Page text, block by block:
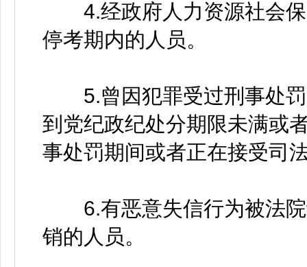
4.经政府人力资源社会保
停考期内的人员。
5.曾因犯罪受过刑事处罚
到党纪政纪处分期限未满或
事处罚期间或者正在接受司
6.有恶意失信行为被法院
销的人员。